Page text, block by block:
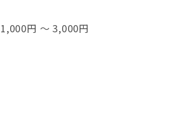
1,000円 ～ 3,000円